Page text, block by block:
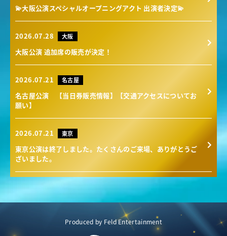
💫大阪公演スペシャルオープニングアクト 出演者決定💫
2026.07.28 大阪
大阪公演 追加席の販売が決定！
2026.07.21 名古屋
名古屋公演 【当日券販売情報】【交通アクセスについてお
願い】
2026.07.21 東京
東京公演は終了しました。たくさんのご来場、ありがとうご
ざいました。
Produced by Feld Entertainment